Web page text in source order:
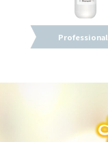
Professional